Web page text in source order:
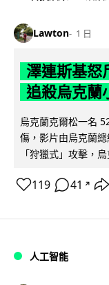
Lawton 1 日
澤連斯基怒
追殺烏克蘭
烏克蘭克爾松一名
傷，影片由烏克蘭
「狩獵式」攻擊，
119 41 ↗
人工智能